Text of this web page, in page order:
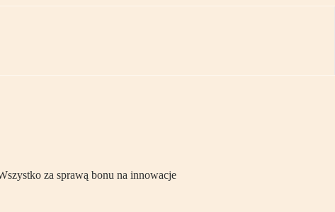
za sprawą bonu na innowacje